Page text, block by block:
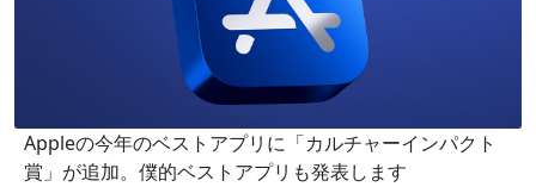
Appleの今年のベストアプリに「カルチャーインパクト
賞」が追加。僕的ベストアプリも発表します